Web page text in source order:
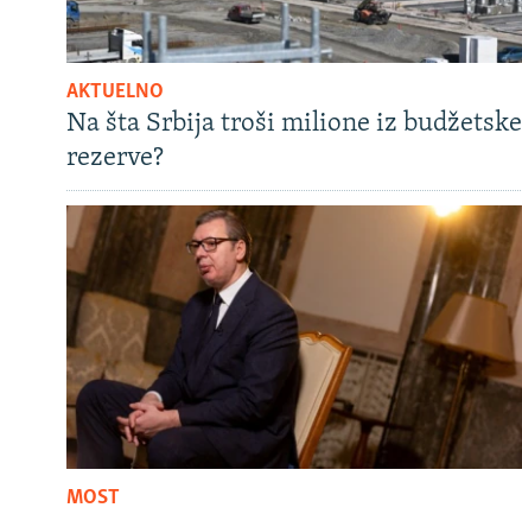
AKTUELNO
Na šta Srbija troši milione iz budžetske
rezerve?
MOST